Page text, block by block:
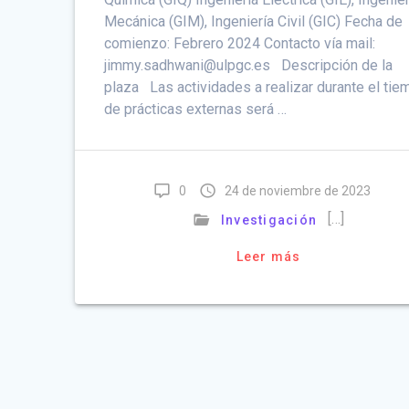
Mecánica (GIM), Ingeniería Civil (GIC) Fecha de
comienzo: Febrero 2024 Contacto vía mail:
jimmy.sadhwani@ulpgc.es Descripción de la
plaza Las actividades a realizar durante el
de prácticas externas será …
0
24 de noviembre de 2023
Investigación
[…]
Leer más